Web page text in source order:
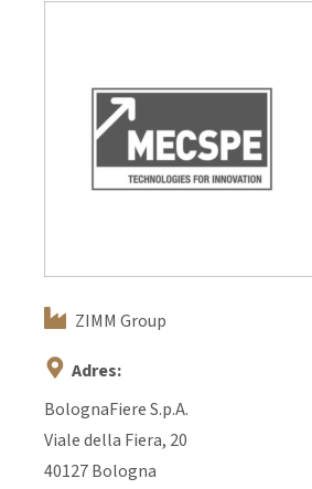
ZIMM Group
Adres:
BolognaFiere S.p.A.
Viale della Fiera, 20
40127 Bologna